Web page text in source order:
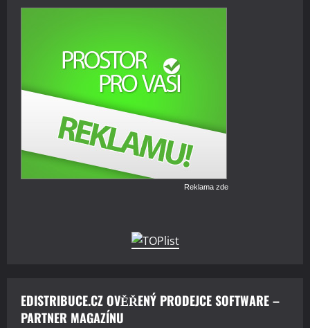
Reklama zde
EDISTRIBUCE.CZ OVĚŘENÝ PRODEJCE SOFTWARE –
PARTNER MAGAZÍNU